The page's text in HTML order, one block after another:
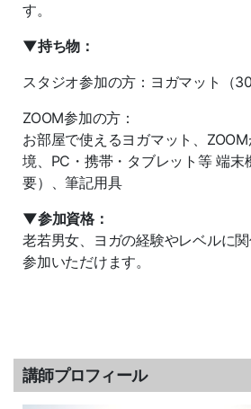
す。
▼持ち物：
スタジオ参加の方：ヨガマット（
ZOOM参加の方：
お部屋で使えるヨガマット、
境、PC・携帯・タブレット等 端末
要）、筆記用具
▼参加資格：
老若男女、ヨガの経験やレベルに
参加いただけます。
講師プロフィール